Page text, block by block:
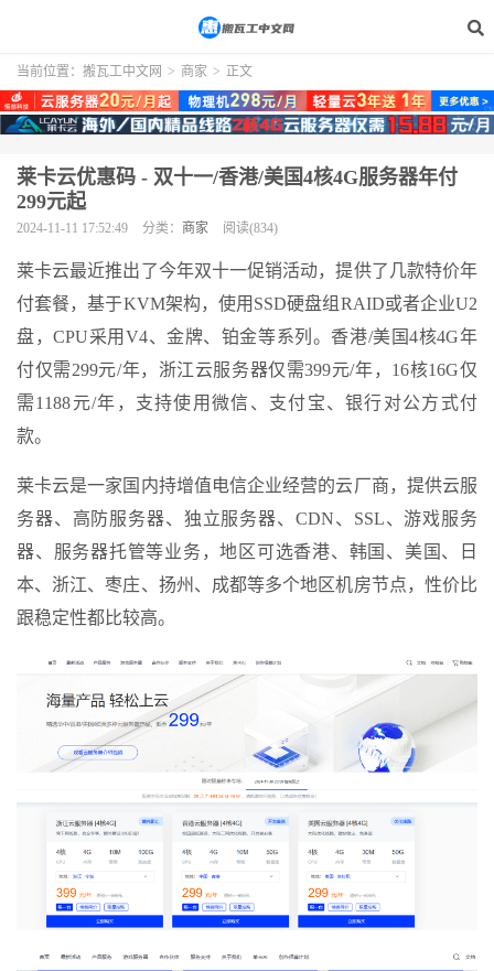
当前位置： 搬瓦工中文网 > 商家 > 正文
莱卡云优惠码 - 双十一/香港/美国4核4G服务器年付
299元起
2024-11-11 17:52:49 分类： 商家 阅读(834)
莱卡云最近推出了今年双十一促销活动，提供了几款特价年
付套餐，基于KVM架构，使用SSD硬盘组RAID或者企业U2
盘，CPU采用V4、金牌、铂金等系列。香港/美国4核4G年
付仅需299元/年，浙江云服务器仅需399元/年，16核16G仅
需1188元/年，支持使用微信、支付宝、银行对公方式付
款。
莱卡云是一家国内持增值电信企业经营的云厂商，提供云服
务器、高防服务器、独立服务器、CDN、SSL、游戏服务
器、服务器托管等业务，地区可选香港、韩国、美国、日
本、浙江、枣庄、扬州、成都等多个地区机房节点，性价比
跟稳定性都比较高。